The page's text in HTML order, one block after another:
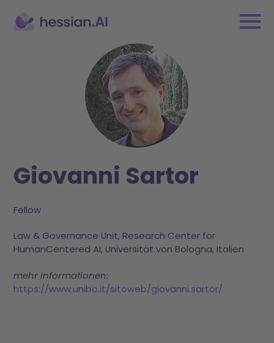
Giovanni Sartor
Fellow
Law & Governance Unit, Research Center for
HumanCentered AI, Universität von Bologna, Italien
mehr Informationen:
https://www.unibo.it/sitoweb/giovanni.sartor/